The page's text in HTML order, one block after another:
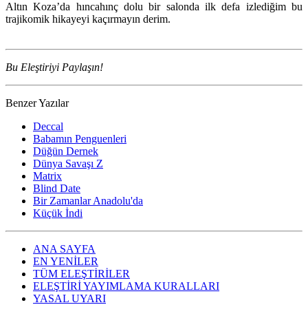
Altın Koza’da hıncahınç dolu bir salonda ilk defa izlediğim bu
trajikomik hikayeyi kaçırmayın derim.
Bu Eleştiriyi Paylaşın!
Benzer Yazılar
Deccal
Babamın Penguenleri
Düğün Dernek
Dünya Savaşı Z
Matrix
Blind Date
Bir Zamanlar Anadolu'da
Küçük İndi
ANA SAYFA
EN YENİLER
TÜM ELEŞTİRİLER
ELEŞTİRİ YAYIMLAMA KURALLARI
YASAL UYARI